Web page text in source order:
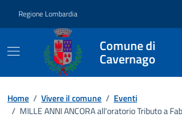
Regione Lombardia
Comune di
Cavernago
Home / Vivere il comune / Eventi
/ MILLE ANNI ANCORA all'oratorio Tributo a